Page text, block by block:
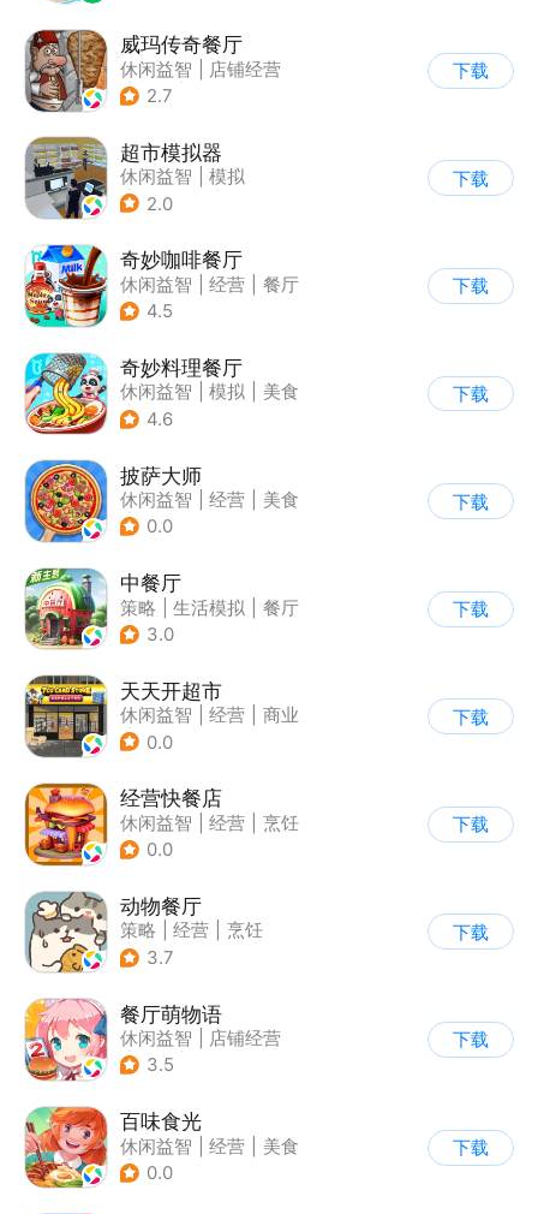
威玛传奇餐厅
休闲益智
店铺经营
| 美食
2.7
下载
超市模拟器
休闲益智
模拟
| 文字游戏
2.0
下载
奇妙咖啡餐厅
休闲益智 经营
餐厅
| 宝宝巴士
4.5
下载
奇妙料理餐厅
休闲益智 模拟
美食
| 宝宝巴士
4.6
下载
披萨大师
休闲益智 经营
美食
| 清新
0.0
下载
中餐厅
策略 生活模拟
餐厅
| 中餐厅
3.0
下载
天天开超市
休闲益智 经营
商业
| 卡通
0.0
下载
经营快餐店
休闲益智 经营
烹饪
| 卡通
0.0
下载
动物餐厅
策略 经营
烹饪
| 宠物
3.7
下载
餐厅萌物语
休闲益智
店铺经营
| 美食
3.5
下载
百味食光
休闲益智 经营
美食
| 卡通
0.0
下载